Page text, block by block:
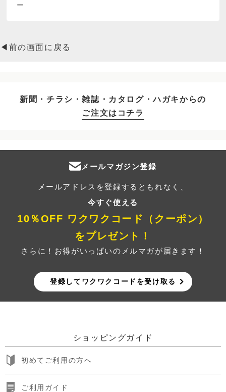
ー
◀前の画面に戻る
新聞・チラシ・雑誌・カタログ・ハガキからの
ご注文はコチラ
メールマガジン登録
メールアドレスを登録するともれなく、
今すぐ使える
10％OFF ワクワクコード（クーポン）
をプレゼント！
さらに！お得がいっぱいのメルマガが届きます！
登録してワクワクコードを受け取る
ショッピングガイド
初めてご利用の方へ
ご利用ガイド